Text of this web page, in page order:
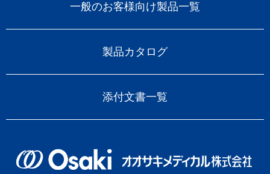
一般のお客様向け製品一覧
製品カタログ
添付文書一覧